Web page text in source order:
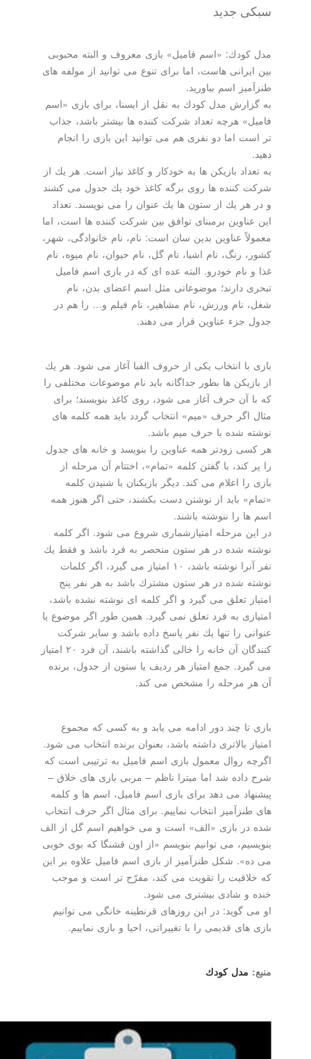
سبكی جدید
مدل كودك: «اسم فامیل» بازی معروف و البته محبوبی
بین ایرانی هاست، اما برای تنوع می توانید از مولفه های
طنزآمیز اسم بیاورید.
به گزارش مدل كودك به نقل از ایسنا، برای بازی «اسم
فامیل» هرچه تعداد شركت كننده ها بیشتر باشد، جذاب
تر است اما دو نفری هم می توانید این بازی را انجام
به تعداد بازیكن ها به خودكار و كاغذ نیاز است. هر یك از
شركت كننده ها روی برگه كاغذ خود یك جدول می كشند
و در هر یك از ستون ها یك عنوان را می نویسند. تعداد
این عناوین برمبنای توافق بین شركت كننده ها است، اما
معمولاً عناوین بدین سان است: نام، نام خانوادگی، شهر،
كشور، رنگ، نام اشیا، نام گل، نام حیوان، نام میوه، نام
غذا و نام خودرو. البته عده ای كه در بازی اسم فامیل
تبحری دارند؛ موضوعاتی مثل اسم اعضای بدن، نام
شغل، نام ورزش، نام مشاهیر، نام فیلم و… را هم در
جدول جزء عناوین قرار می دهند.
بازی با انتخاب یكی از حروف الفبا آغاز می شود. هر یك
از بازیكن ها بطور جداگانه باید نام موضوعات مختلفی را
كه با آن حرف آغاز می شود، روی كاغذ بنویسند؛ برای
مثال اگر حرف «میم» انتخاب گردد باید همه كلمه های
نوشته شده با حرف میم باشد.
هر كسی زودتر همه عناوین را بنویسد و خانه های جدول
را پر كند، با گفتن كلمه «تمام»، اختتام آن مرحله از
بازی را اعلام می كند. دیگر بازیكنان با شنیدن كلمه
«تمام» باید از نوشتن دست بكشند، حتی اگر هنوز همه
اسم ها را ننوشته باشند.
در این مرحله امتیازشماری شروع می شود. اگر كلمه
نوشته شده در هر ستون منحصر به فرد باشد و فقط یك
نفر آنرا نوشته باشد، ۱۰ امتیاز می گیرد، اگر كلمات
نوشته شده در هر ستون مشترك باشد به هر نفر پنج
امتیاز تعلق می گیرد و اگر كلمه ای نوشته نشده باشد،
امتیازی به فرد تعلق نمی گیرد. همین طور اگر موضوع یا
عنوانی را تنها یك نفر پاسخ داده باشد و سایر شركت
كنندگان آن خانه را خالی گذاشته باشند، آن فرد ۲۰ امتیاز
می گیرد. جمع امتیاز هر ردیف یا ستون از جدول، برنده
آن هر مرحله را مشخص می كند.
بازی تا چند دور ادامه می یابد و به كسی كه مجموع
امتیاز بالاتری داشته باشد، بعنوان برنده انتخاب می شود.
اگرچه روال معمول بازی اسم فامیل به ترتیبی است كه
شرح داده شد اما میترا ناظم – مربی بازی های خلاق –
پیشنهاد می دهد برای بازی اسم فامیل، اسم ها و كلمه
های طنزآمیز انتخاب نماییم. برای مثال اگر حرف انتخاب
شده در بازی «الف» است و می خواهیم اسم گل از الف
بنویسیم، می توانیم بنویسم «از اون قشنگا كه بوی خوبی
می ده». شكل طنزآمیز از بازی اسم فامیل علاوه بر این
كه خلاقیت را تقویت می كند، مفرّح تر است و موجب
خنده و شادی بیشتری می شود.
او می گوید: در این روزهای قرنطینه خانگی می توانیم
بازی های قدیمی را با تغییراتی، احیا و بازی نماییم.
مدل كودك